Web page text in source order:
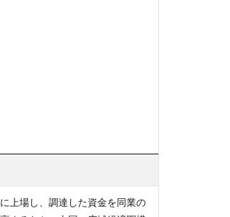
上場し、調達した資金を同業の